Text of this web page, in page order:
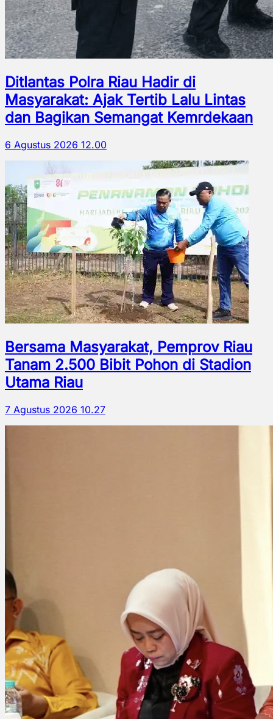
Ditlantas Polra Riau Hadir di
Masyarakat: Ajak Tertib Lalu Lintas
dan Bagikan Semangat Kemrdekaan
6 Agustus 2026 12.00
Bersama Masyarakat, Pemprov Riau
Tanam 2.500 Bibit Pohon di Stadion
Utama Riau
7 Agustus 2026 10.27